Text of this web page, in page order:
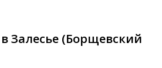
Залесье (Борщевский